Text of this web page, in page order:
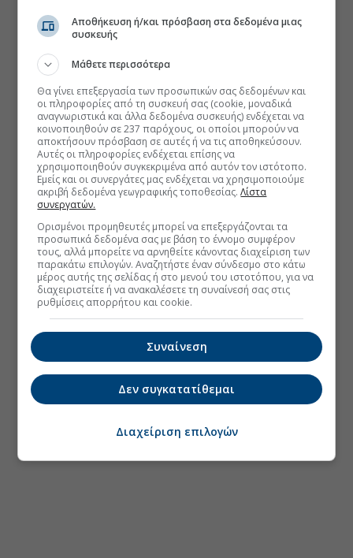
Αποθήκευση ή/και πρόσβαση στα δεδομένα μιας
συσκευής
Μάθετε περισσότερα
Θα γίνει επεξεργασία των προσωπικών σας δεδομένων και
οι πληροφορίες από τη συσκευή σας (cookie, μοναδικά
αναγνωριστικά και άλλα δεδομένα συσκευής) ενδέχεται να
κοινοποιηθούν σε 237 παρόχους, οι οποίοι μπορούν να
αποκτήσουν πρόσβαση σε αυτές ή να τις αποθηκεύσουν.
Αυτές οι πληροφορίες ενδέχεται επίσης να
χρησιμοποιηθούν συγκεκριμένα από αυτόν τον ιστότοπο.
Εμείς και οι συνεργάτες μας ενδέχεται να χρησιμοποιούμε
ακριβή δεδομένα γεωγραφικής τοποθεσίας.Λίστα
συνεργατών.
Ορισμένοι προμηθευτές μπορεί να επεξεργάζονται τα
προσωπικά δεδομένα σας με βάση το έννομο συμφέρον
τους, αλλά μπορείτε να αρνηθείτε κάνοντας διαχείριση των
παρακάτω επιλογών. Αναζητήστε έναν σύνδεσμο στο κάτω
μέρος αυτής της σελίδας ή στο μενού του ιστοτόπου, για να
διαχειριστείτε ή να ανακαλέσετε τη συναίνεσή σας στις
ρυθμίσεις απορρήτου και cookie.
Συναίνεση
Δεν συγκατατίθεμαι
Διαχείριση επιλογών